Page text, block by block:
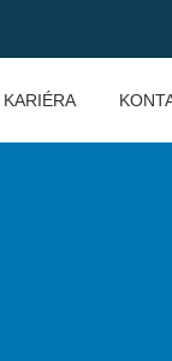
KARIÉRA